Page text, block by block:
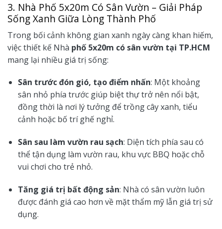
3. Nhà Phố 5x20m Có Sân Vườn – Giải Pháp
Sống Xanh Giữa Lòng Thành Phố
Trong bối cảnh không gian xanh ngày càng khan hiếm,
việc thiết kế Nhà phố 5x20m có sân vườn tại TP.HCM
mang lại nhiều giá trị sống:
Sân trước đón gió, tạo điểm nhấn: Một khoảng
sân nhỏ phía trước giúp biệt thự trở nên nổi bật,
đồng thời là nơi lý tưởng để trồng cây xanh, tiểu
cảnh hoặc bố trí ghế nghỉ.
Sân sau làm vườn rau sạch: Diện tích phía sau có
thể tận dụng làm vườn rau, khu vực BBQ hoặc chỗ
vui chơi cho trẻ nhỏ.
Tăng giá trị bất động sản: Nhà có sân vườn luôn
được đánh giá cao hơn về mặt thẩm mỹ lẫn giá trị sử
dụng.